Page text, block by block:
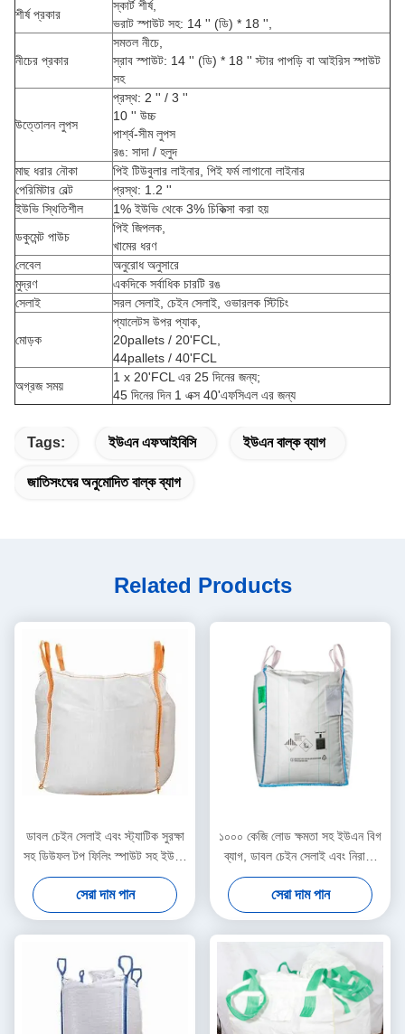
শীর্ষ প্রকার
স্কার্ট শীর্ষ,
ভরাট স্পাউট সহ: 14 '' (ডি) * 18 '',
নীচের প্রকার
সমতল নীচে,
স্রাব স্পাউট: 14 '' (ডি) * 18 '' স্টার পাপড়ি বা আইরিস স্পাউট
সহ
উত্তোলন লুপস
প্রস্থ: 2 '' / 3 ''
10 '' উচ্চ
পার্শ্ব-সীম লুপস
রঙ: সাদা / হলুদ
মাছ ধরার নৌকা
পিই টিউবুলার লাইনার, পিই ফর্ম লাগানো লাইনার
পেরিমিটার বেল্ট
প্রস্থ: 1.2 ''
ইউভি স্থিতিশীল
1% ইউভি থেকে 3% চিকিত্সা করা হয়
ডকুমেন্ট পাউচ
পিই জিপলক,
খামের ধরণ
লেবেল
অনুরোধ অনুসারে
মুদ্রণ
একদিকে সর্বাধিক চারটি রঙ
সেলাই
সরল সেলাই, চেইন সেলাই, ওভারলক স্টিচিং
মোড়ক
প্যালেটস উপর প্যাক,
20pallets / 20'FCL,
44pallets / 40'FCL
অগ্রজ সময়
1 x 20'FCL এর 25 দিনের জন্য;
45 দিনের দিন 1 এক্স 40'এফসিএল এর জন্য
Tags: ইউএন এফআইবিসি ইউএন বাল্ক ব্যাগ
জাতিসংঘের অনুমোদিত বাল্ক ব্যাগ
Related Products
ডাবল চেইন সেলাই এবং স্ট্যাটিক সুরক্ষা
সহ ডিউফল টপ ফিলিং স্পাউট সহ ইউএন
বিগ ব্যাগ, নিরাপদ বাল্ক প্যাকেজিংয়ের
জন্য
সেরা দাম পান
১০০০ কেজি লোড ক্ষমতা সহ ইউএন বিগ
ব্যাগ, ডাবল চেইন সেলাই এবং নিরাপদ
উপাদান হ্যান্ডলিংয়ের জন্য নীল লুপ রঙ
সেরা দাম পান